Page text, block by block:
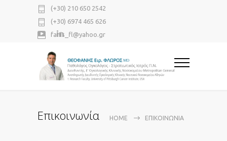
(+30) 210 650 2542
(+30) 6974 465 626
fanis_fl@yahoo.gr
Επικοινωνία HOME ΕΠΙΚΟΙΝΩΝΊΑ